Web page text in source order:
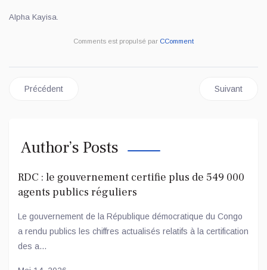
Alpha Kayisa.
Comments est propulsé par CComment
Article précédent : SPORT/RDC: LINAFOOT, LES AIGLES
Précédent Article
Suivant
Author’s Posts
RDC : le gouvernement certifie plus de 549 000
agents publics réguliers
Le gouvernement de la République démocratique du Congo
a rendu publics les chiffres actualisés relatifs à la certification
des a...